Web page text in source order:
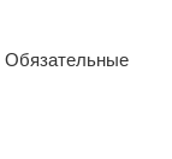
Обязательные